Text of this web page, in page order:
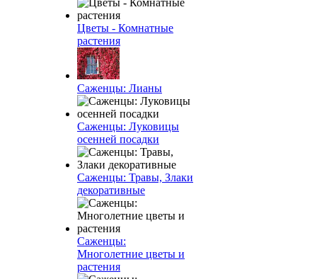
Цветы - Комнатные
растения
Саженцы: Лианы
Саженцы: Луковицы
осенней посадки
Саженцы: Травы, Злаки
декоративные
Саженцы:
Многолетние цветы и
растения